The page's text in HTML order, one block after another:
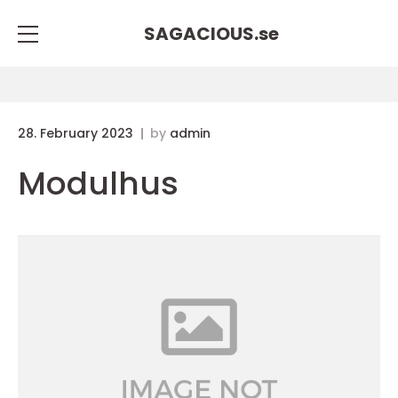
SAGACIOUS.se
28. February 2023 by admin
Modulhus